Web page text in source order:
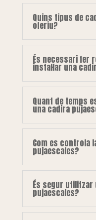
Quins tipus de
oferiu?
És necessari fer
instal·lar una
Quant de temps
una cadira
Com es controla
pujaescales?
És segur utilitzar
pujaescales?